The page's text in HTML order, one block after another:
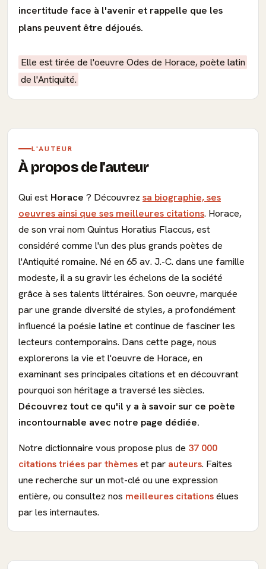
incertitude face à l'avenir et rappelle que les
plans peuvent être déjoués.
Elle est tirée de l'oeuvre Odes de Horace, poète latin
de l'Antiquité.
L'AUTEUR
À propos de l'auteur
Qui est Horace ? Découvrez sa biographie, ses
oeuvres ainsi que ses meilleures citations. Horace,
de son vrai nom Quintus Horatius Flaccus, est
considéré comme l'un des plus grands poètes de
l'Antiquité romaine. Né en 65 av. J.-C. dans une famille
modeste, il a su gravir les échelons de la société
grâce à ses talents littéraires. Son oeuvre, marquée
par une grande diversité de styles, a profondément
influencé la poésie latine et continue de fasciner les
lecteurs contemporains. Dans cette page, nous
explorerons la vie et l'oeuvre de Horace, en
examinant ses principales citations et en découvrant
pourquoi son héritage a traversé les siècles.
Découvrez tout ce qu'il y a à savoir sur ce poète
incontournable avec notre page dédiée.
Notre dictionnaire vous propose plus de 37 000
citations triées par thèmeset par auteurs. Faites
une recherche sur un mot-clé ou une expression
entière, ou consultez nos meilleures citationsélues
par les internautes.